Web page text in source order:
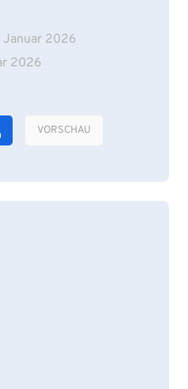
2026
2026
VORSCHAU